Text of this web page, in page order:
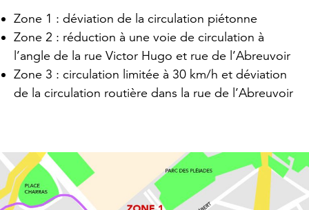
Zone 1 : déviation de la circulation piétonne
Zone 2 : réduction à une voie de circulation à
l’angle de la rue Victor Hugo et rue de l’Abreuvoir
Zone 3 : circulation limitée à 30 km/h et déviation
de la circulation routière dans la rue de l’Abreuvoir